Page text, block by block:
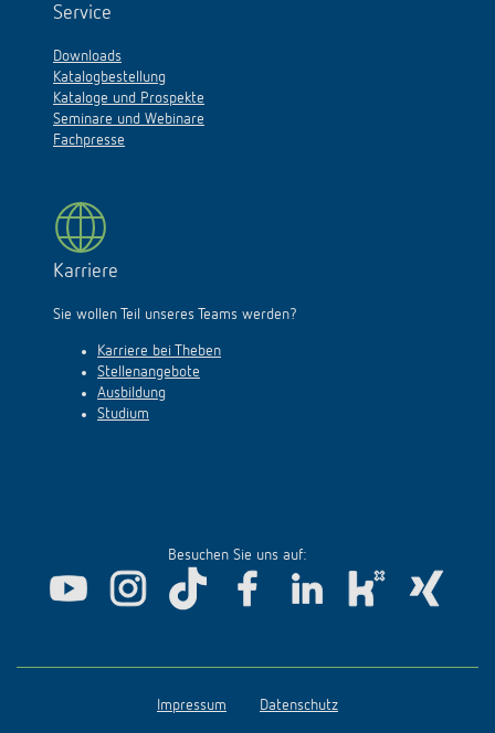
Service
Downloads
Katalogbestellung
Kataloge und Prospekte
Seminare und Webinare
Fachpresse
Karriere
Sie wollen Teil unseres Teams werden?
Karriere bei Theben
Stellenangebote
Ausbildung
Studium
Besuchen Sie uns auf:
Impressum Datenschutz